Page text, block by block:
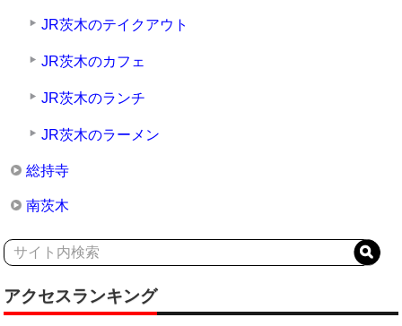
JR茨木のテイクアウト
JR茨木のカフェ
JR茨木のランチ
JR茨木のラーメン
総持寺
南茨木
アクセスランキング